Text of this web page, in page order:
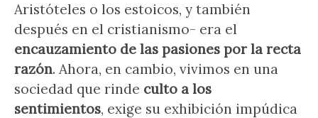
Aristóteles o los estoicos, y también
después en el cristianismo- era el
encauzamiento de las pasiones por la recta
razón. Ahora, en cambio, vivimos en una
sociedad que rinde culto a los
sentimientos, exige su exhibición impúdica